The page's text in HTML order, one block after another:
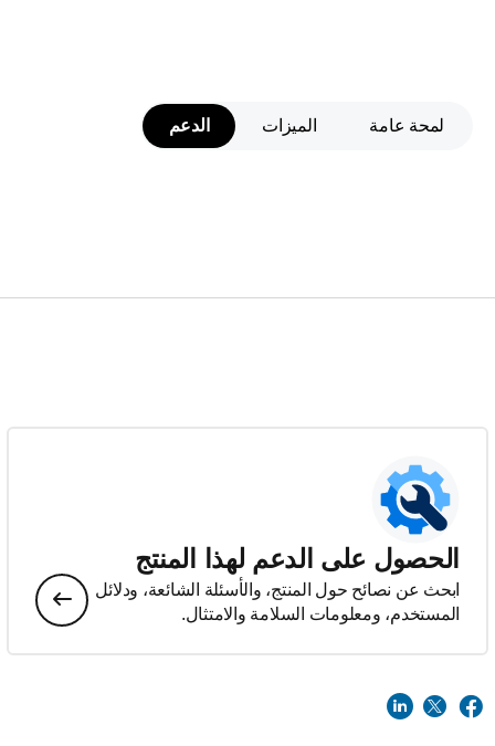
لمحة عامة الميزات الدعم
الحصول على الدعم لهذا المنتج
ابحث عن نصائح حول المنتج، والأسئلة الشائعة، ودلائل
المستخدم، ومعلومات السلامة والامتثال.